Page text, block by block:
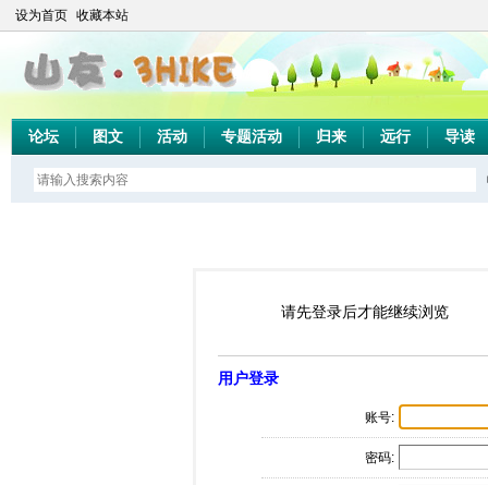
设为首页 收藏本站
论坛 图文 活动 专题活动 归来 远行 导读
请先登录后才能继续浏览
用户登录
账号:
密码: